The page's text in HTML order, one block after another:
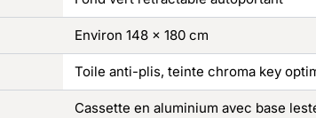
Environ 148 × 180 cm
Toile anti-plis, teinte chroma key
Cassette en aluminium avec base